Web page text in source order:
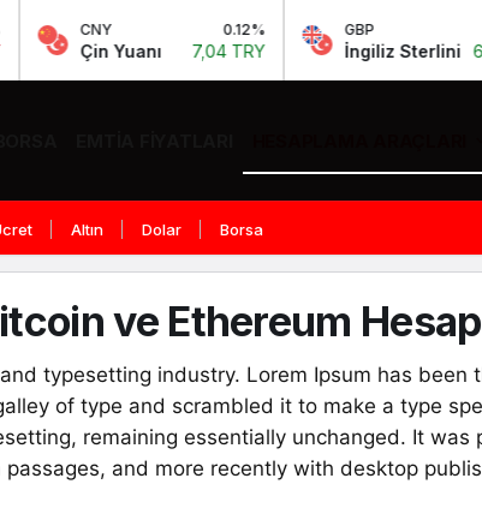
CNY 0.12%
Çin Yuanı 7,04 TRY
GBP
İngiliz Sterlini
Altın Dolar Borsa
ve Ethereum
typesetting industry. Lorem Ipsum has been
of type and scrambled it to make a type
remaining essentially unchanged. It
and more recently with desktop